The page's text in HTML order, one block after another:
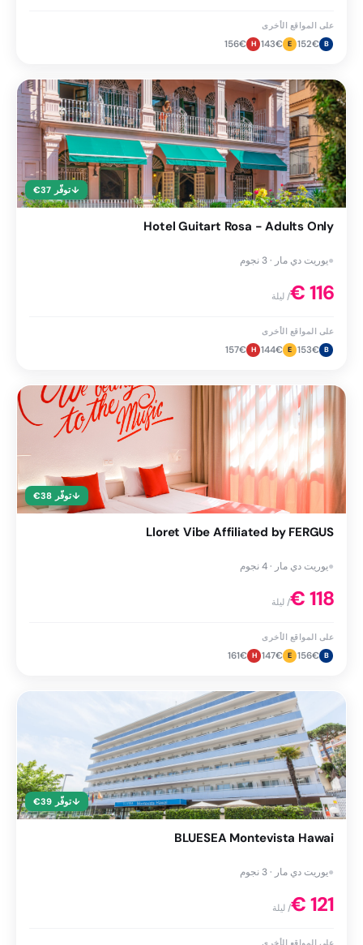
على المواقع الأخرى
B
152€
E
143€
H
156€
↓توفّر 37
€
Hotel Guitart Rosa - Adults Only
●يوريت دي مار · 3 نجوم
116
€/ ليلة
على المواقع الأخرى
B
153€
E
144€
H
157€
↓توفّر 38
€
Lloret Vibe Affiliated by FERGUS
●يوريت دي مار · 4 نجوم
118
€/ ليلة
على المواقع الأخرى
B
156€
E
147€
H
161€
↓توفّر 39
€
BLUESEA Montevista Hawai
●يوريت دي مار · 3 نجوم
121
€/ ليلة